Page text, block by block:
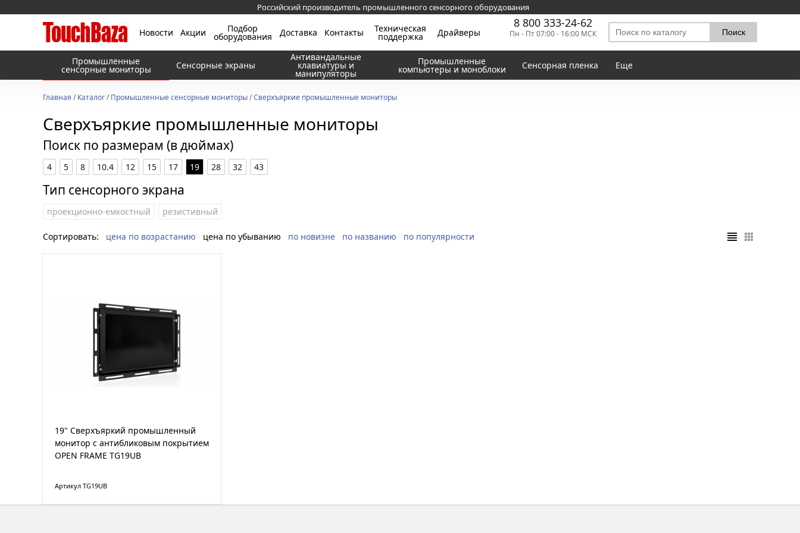
Российский производитель промышленного сенсорного оборудования
Новости Акции Подбор
оборудования Доставка Контакты Техническая
поддержка Драйверы
8 800 333-24-62
Пн - Пт 07:00 - 16:00 МСК
Промышленные
сенсорные мониторы Сенсорные экраны
Антивандальные
клавиатуры и
манипуляторы
Промышленные
компьютеры и моноблоки Сенсорная пленка Еще
Главная /Каталог/Промышленные сенсорные мониторы/Сверхъяркие промышленные мониторы
Сверхъяркие промышленные мониторы
Поиск по размерам (в дюймах)
4 5 8 10.4 12 15 17 19 28 32 43
Тип сенсорного экрана
проекционно-емкостный резистивный
Сортировать: цена по возрастанию цена по убыванию по новизне по названию по популярности
19" Сверхъяркий промышленный
монитор с антибликовым покрытием
OPEN FRAME TG19UB
Артикул TG19UB